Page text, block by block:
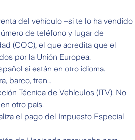
del vehículo –si te lo ha vendido
de teléfono y lugar de
(COC), el que acredita que el
por la Unión Europea.
si están en otro idioma.
barco, tren…
Técnica de Vehículos (ITV). No
otro país.
el pago del Impuesto Especial